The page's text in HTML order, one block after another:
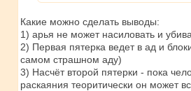
Какие можно сделать выводы:
1) арья не может насиловать и
2) Первая пятерка ведет в ад и
самом страшном аду)
3) Насчёт второй пятерки - пока
раскаяния теоритически он может